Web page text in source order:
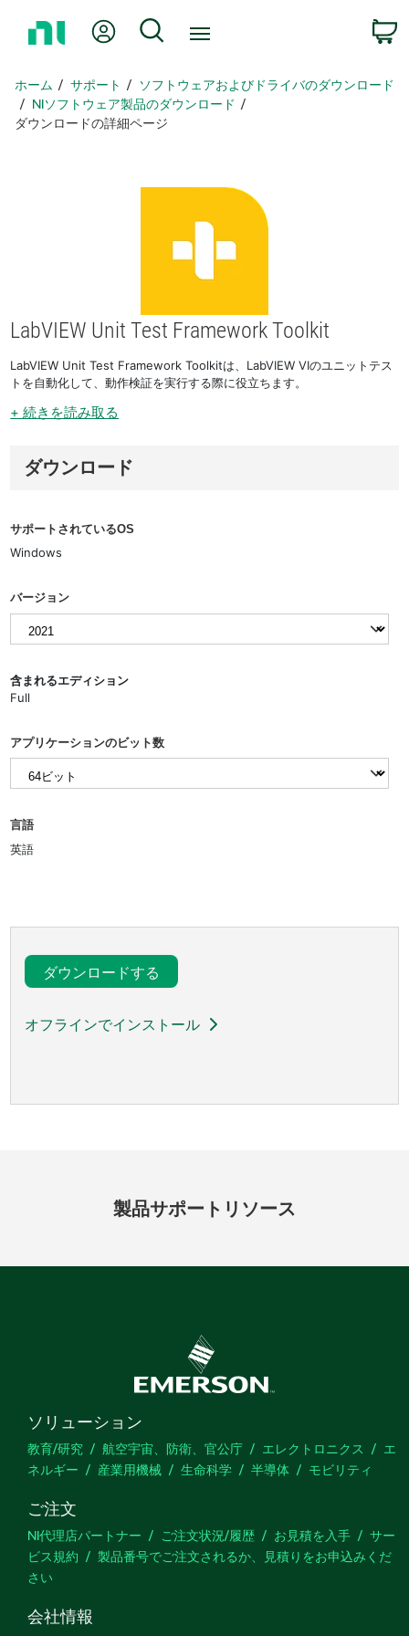
ペ
ー
ジ
Myアカウント
検索
ホーム サポート
ソフトウェアおよびドライバのダウンロード
NIソフトウェア製品のダウンロード
ダウンロードの詳細ページ
LabVIEW Unit Test Framework Toolkit
LabVIEW Unit Test Framework Toolkitは、LabVIEW VIのユニットテス
トを自動化して、動作検証を実行する際に役立ちます。
+ 続きを読み取る
ダウンロード
サポートされているOS
Windows
バージョン
含まれるエディション
Full
アプリケーションのビット数
言語
英語
ダウンロードする
オフラインでインストール
製品サポート リソース
ソリューション
教育/研究 航空宇宙、防衛、官公庁 エレクトロニクス
エ
ネルギー
産業用機械 生命科学 半導体 モビリティ
ご注文
NI代理店パートナー ご注文状況/履歴 お見積を入手
サー
ビス規約
製品番号でご注文されるか、見積りをお申込みくだ
さい
会社情報